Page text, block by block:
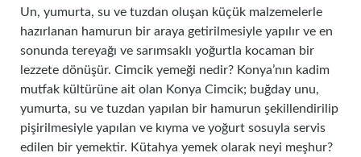
Un, yumurta, su ve tuzdan oluşan küçük malzemelerle
hazırlanan hamurun bir araya getirilmesiyle yapılır ve en
sonunda tereyağı ve sarımsaklı yoğurtla kocaman bir
lezzete dönüşür. Cimcik yemeği nedir? Konya’nın kadim
mutfak kültürüne ait olan Konya Cimcik; buğday unu,
yumurta, su ve tuzdan yapılan bir hamurun şekillendirilip
pişirilmesiyle yapılan ve kıyma ve yoğurt sosuyla servis
edilen bir yemektir. Kütahya yemek olarak neyi meşhur?